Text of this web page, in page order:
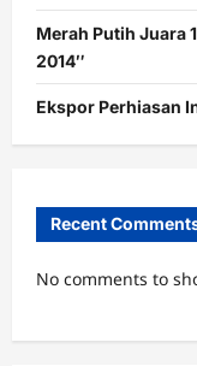
Merah Putih Juara
2014″
Ekspor Perhiasan
Recent
No comments to